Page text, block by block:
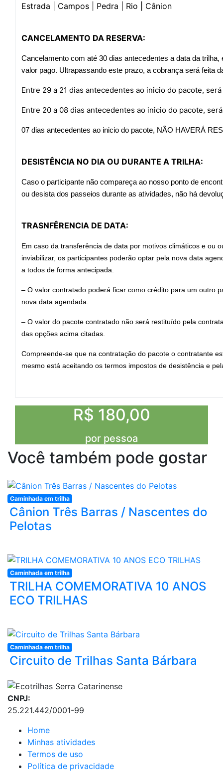
Estrada | Campos | Pedra | Rio | Cânion
CANCELAMENTO DA RESERVA:
Cancelamento com até 30 dias antecedentes a data da
valor pago. Ultrapassando este prazo, a cobrança será feita
Entre 29 a 21 dias antecedentes ao inicio do pacote,
Entre 20 a 08 dias antecedentes ao inicio do pacote,
07 dias antecedentes ao inicio do pacote, NÃO HAVERÁ
DESISTÊNCIA NO DIA OU DURANTE A TRILHA:
Caso o participante não compareça ao nosso ponto de
ou desista dos passeios durante as atividades, não há
TRASNFÊRENCIA DE DATA:
Em caso da transferência de data por motivos climáticos e ou
inviabilizar, os participantes poderão optar pela nova data
a todos de forma antecipada.
– O valor contratado poderá ficar como crédito para um outro
nova data agendada.
– O valor do pacote contratado não será restituído pela
das opções acima citadas.
Compreende-se que na contratação do pacote o contratante
mesmo está aceitando os termos impostos de desistência e
R$ 180,00
por pessoa
Você também pode gostar
Caminhada em trilha
Cânion Três Barras / Nascentes do
Pelotas
Caminhada em trilha
TRILHA COMEMORATIVA 10 ANOS
ECO TRILHAS
Caminhada em trilha
Circuito de Trilhas Santa Bárbara
CNPJ:
25.221.442/0001-99
Home
Minhas atividades
Termos de uso
Política de privacidade